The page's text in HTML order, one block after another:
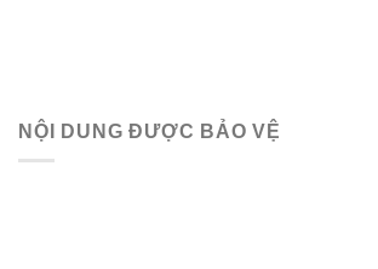
NỘI DUNG ĐƯỢC BẢO VỆ